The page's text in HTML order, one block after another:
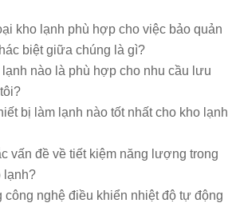
kho lạnh phù hợp cho việc bảo quản
biệt giữa chúng là gì?
nào là phù hợp cho nhu cầu lưu
bị làm lạnh nào tốt nhất cho kho lạnh
vấn đề về tiết kiệm năng lượng trong
lạnh?
công nghệ điều khiển nhiệt độ tự động